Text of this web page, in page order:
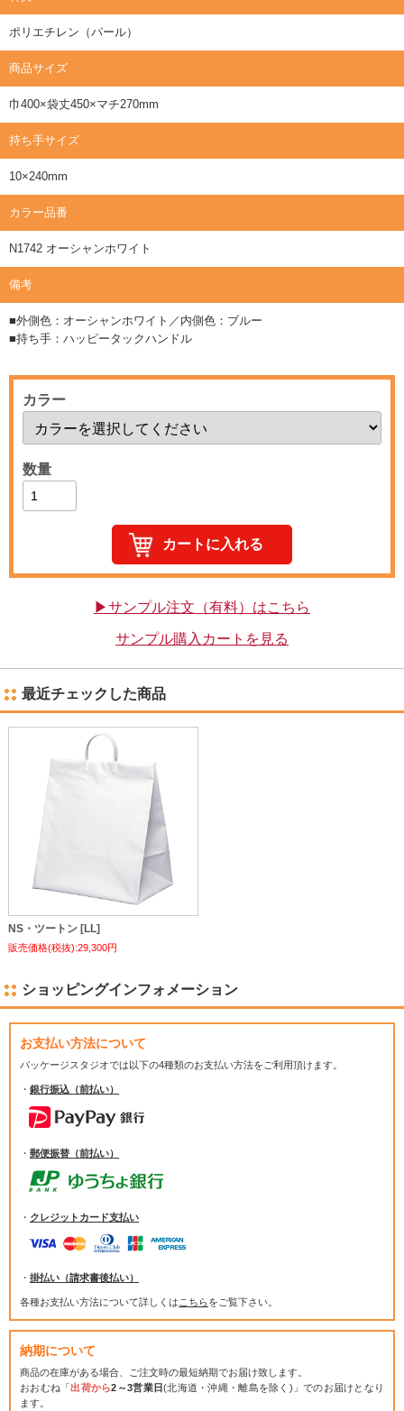
ポリエチレン（パール）
商品サイズ
巾400×袋丈450×マチ270mm
持ち手サイズ
10×240mm
カラー品番
N1742 オーシャンホワイト
備考
■外側色：オーシャンホワイト／内側色：ブルー
■持ち手：ハッピータックハンドル
カラー
数量
▶サンプル注文（有料）はこちら
サンプル購入カートを見る
最近チェックした商品
NS・ツートン [LL]
販売価格(税抜):29,300円
ショッピングインフォメーション
お支払い方法について
パッケージスタジオでは以下の4種類のお支払い方法をご利用頂けます。
・ 銀行振込（前払い）
・ 郵便振替（前払い）
・ クレジットカード支払い
・ 掛払い（請求書後払い）
各種お支払い方法について詳しくは こちらをご覧下さい。
納期について
商品の在庫がある場合、ご注文時の最短納期でお届け致します。
おおむね「出荷から2～3営業日(北海道・沖縄・離島を除く)」でのお届けとなり
ます。